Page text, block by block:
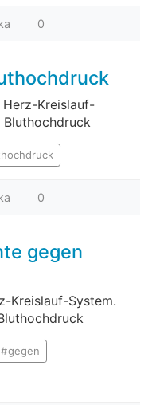
0
Kreislauf-
0
gegen
Kreislauf-System.
gegen